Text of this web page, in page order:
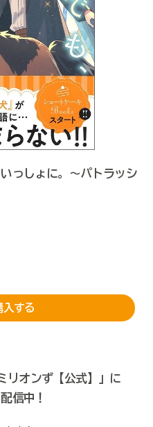
っしょに。～パトラッシ
入する
リオンず【公式】」に
信中！